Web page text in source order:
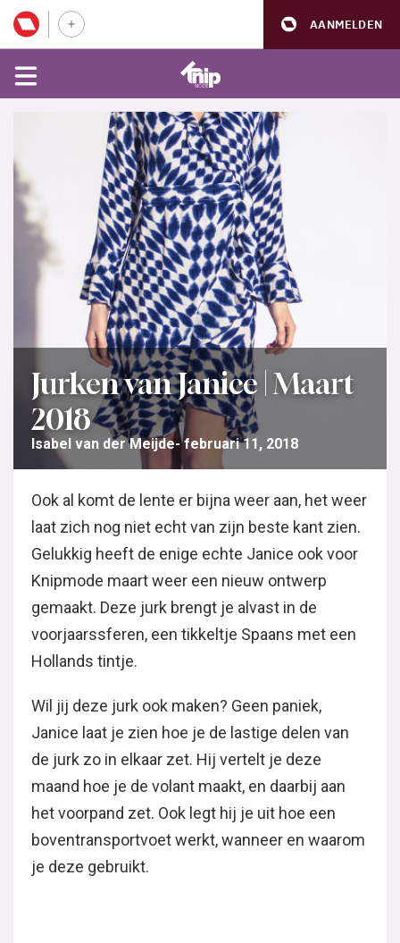
AANMELDEN
Jurken van Janice | Maart
2018
Isabel van der Meijde februari 11, 2018
Ook al komt de lente er bijna weer aan, het weer
laat zich nog niet echt van zijn beste kant zien.
Gelukkig heeft de enige echte Janice ook voor
Knipmode maart weer een nieuw ontwerp
gemaakt. Deze jurk brengt je alvast in de
voorjaarssferen, een tikkeltje Spaans met een
Hollands tintje.
Wil jij deze jurk ook maken? Geen paniek,
Janice laat je zien hoe je de lastige delen van
de jurk zo in elkaar zet. Hij vertelt je deze
maand hoe je de volant maakt, en daarbij aan
het voorpand zet. Ook legt hij je uit hoe een
boventransportvoet werkt, wanneer en waarom
je deze gebruikt.